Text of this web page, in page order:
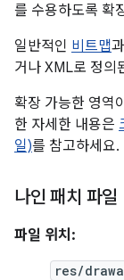
를 수용하도록 확
일반적인 비트맵
거나 XML로 정의
확장 가능한 영역
한 자세한 내용은
일)를 참고하세요.
나인 패치 파일
파일 위치:
res/